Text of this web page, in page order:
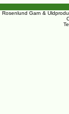
Rosenlund Garn &